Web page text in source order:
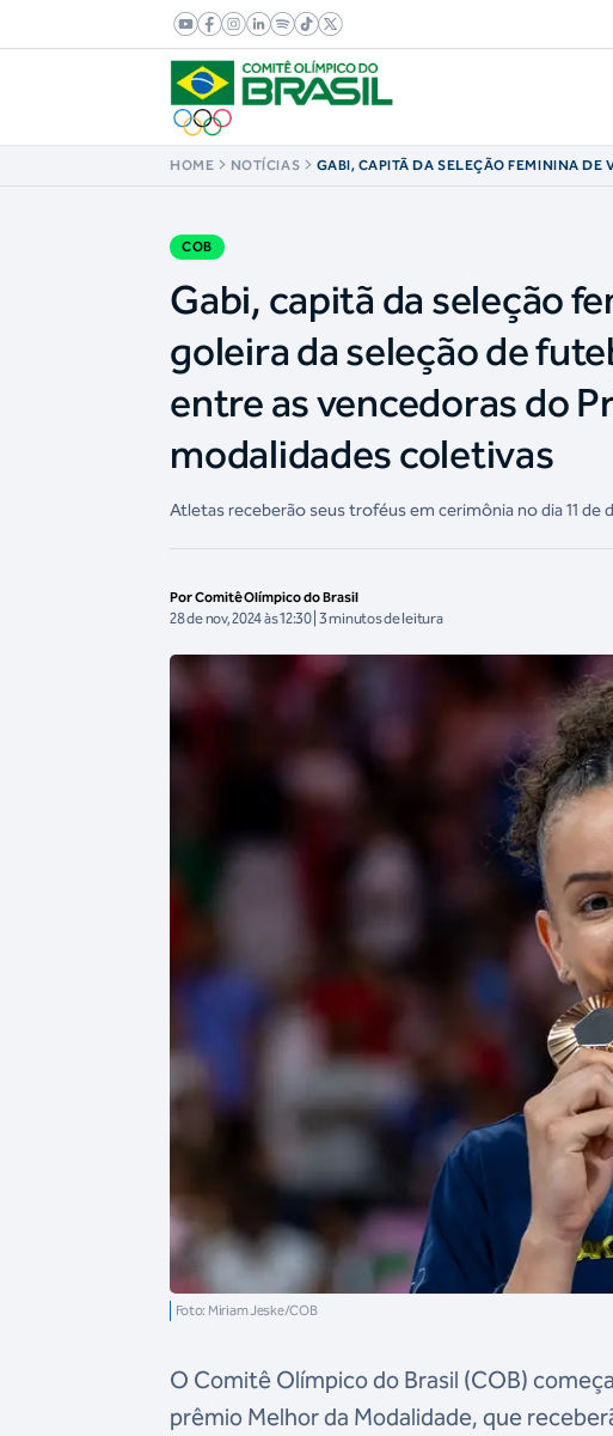
HOME NOTÍCIAS
GABI, CAPITÃ DA SELEÇÃO FEMININA DE
COB
Gabi, capitã da seleção
goleira da seleção de
entre as vencedoras do
modalidades coletivas
Atletas receberão seus troféus em cerimônia no dia 11 de
Por Comitê Olímpico do Brasil
28 de nov, 2024 às 12:30 | 3 minutos de leitura
Foto: Miriam Jeske/COB
O Comitê Olímpico do Brasil (COB)
prêmio Melhor da Modalidade, que